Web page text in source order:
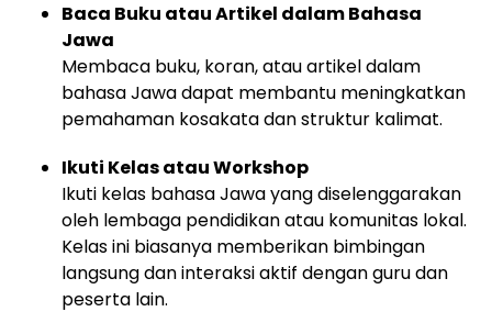
Baca Buku atau Artikel dalam Bahasa
Jawa
Membaca buku, koran, atau artikel dalam
bahasa Jawa dapat membantu meningkatkan
pemahaman kosakata dan struktur kalimat.
Ikuti Kelas atau Workshop
Ikuti kelas bahasa Jawa yang diselenggarakan
oleh lembaga pendidikan atau komunitas lokal.
Kelas ini biasanya memberikan bimbingan
langsung dan interaksi aktif dengan guru dan
peserta lain.